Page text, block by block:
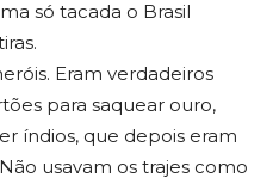
só tacada o Brasil
Eram verdadeiros
para saquear ouro,
índios, que depois eram
usavam os trajes como